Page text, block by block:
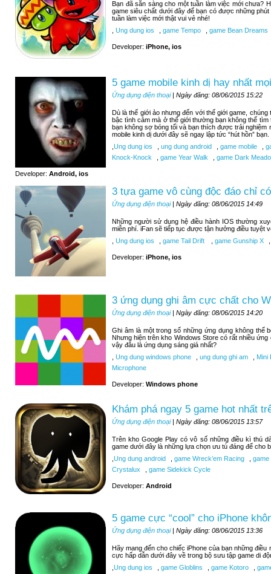
Bạn đã sẵn sàng cho một tuần làm việc mới chưa?
game siêu chất dưới đây để bạn có được những
tuần làm việc mới thật vui vẻ nhé!
Ung dung ios game Tempo game Bean Dreams
Developer: iPhone, ios
5 game mobile kinh dị hay nhất
Ứng dụng điện thoại| Ngày đăng: 08/06/2015 15:22
Dù là thế giới ảo nhưng đến với thế giới game,
bậc tình cảm mà ở thế giới thường bạn không thể
bạn không sợ bóng tối và bạn thích được trải
mobile kinh dị dưới đây sẽ ngay lập tức “hút hồn” bạn.
Ung dung ios ung dung android game mobile
Knock-Knock
game Year Walk game Dark
Developer: Android, ios
3 tựa game vô cùng độc đáo chỉ
Ứng dụng điện thoại| Ngày đăng: 08/06/2015 14:49
Những người sử dụng hệ điều hành IOS thường
miễn phí. iFan sẽ tiếp tục được tận hưởng điều tuyệt
Ung dung ios game Tail Drift game Gunship X
Developer: iPhone, ios
3 ứng dụng ghi âm cực chất cho
Ứng dụng điện thoại| Ngày đăng: 08/06/2015 14:20
Ghi âm là một trong số những ứng dụng không thể
Nhưng hiện trên kho Windows Store có rất nhiều
vậy đâu là ứng dụng sáng giá nhất?
Ung dung windows phone ung dung ghi am
Mini
Microphone
Developer: Windows phone
Khám phá ngay 5 game hot nhất
Ứng dụng điện thoại| Ngày đăng: 08/06/2015 13:57
Trên kho Google Play có vô số những điều kì thú
game dưới đây là những lựa chọn ưu tú đáng để cho
Ung dung android game Wreck’em Racing
game
Crystalux
game Sidekick Cycle
Developer: Android
5 game cực “cool” cho iPhone
Ứng dụng điện thoại| Ngày đăng: 08/06/2015 13:36
Hãy mang đến cho chiếc iPhone của bạn những
cực hấp dẫn dưới đây về trong bộ sưu tập game di
Ung dung ios game Globlins game Kotoro